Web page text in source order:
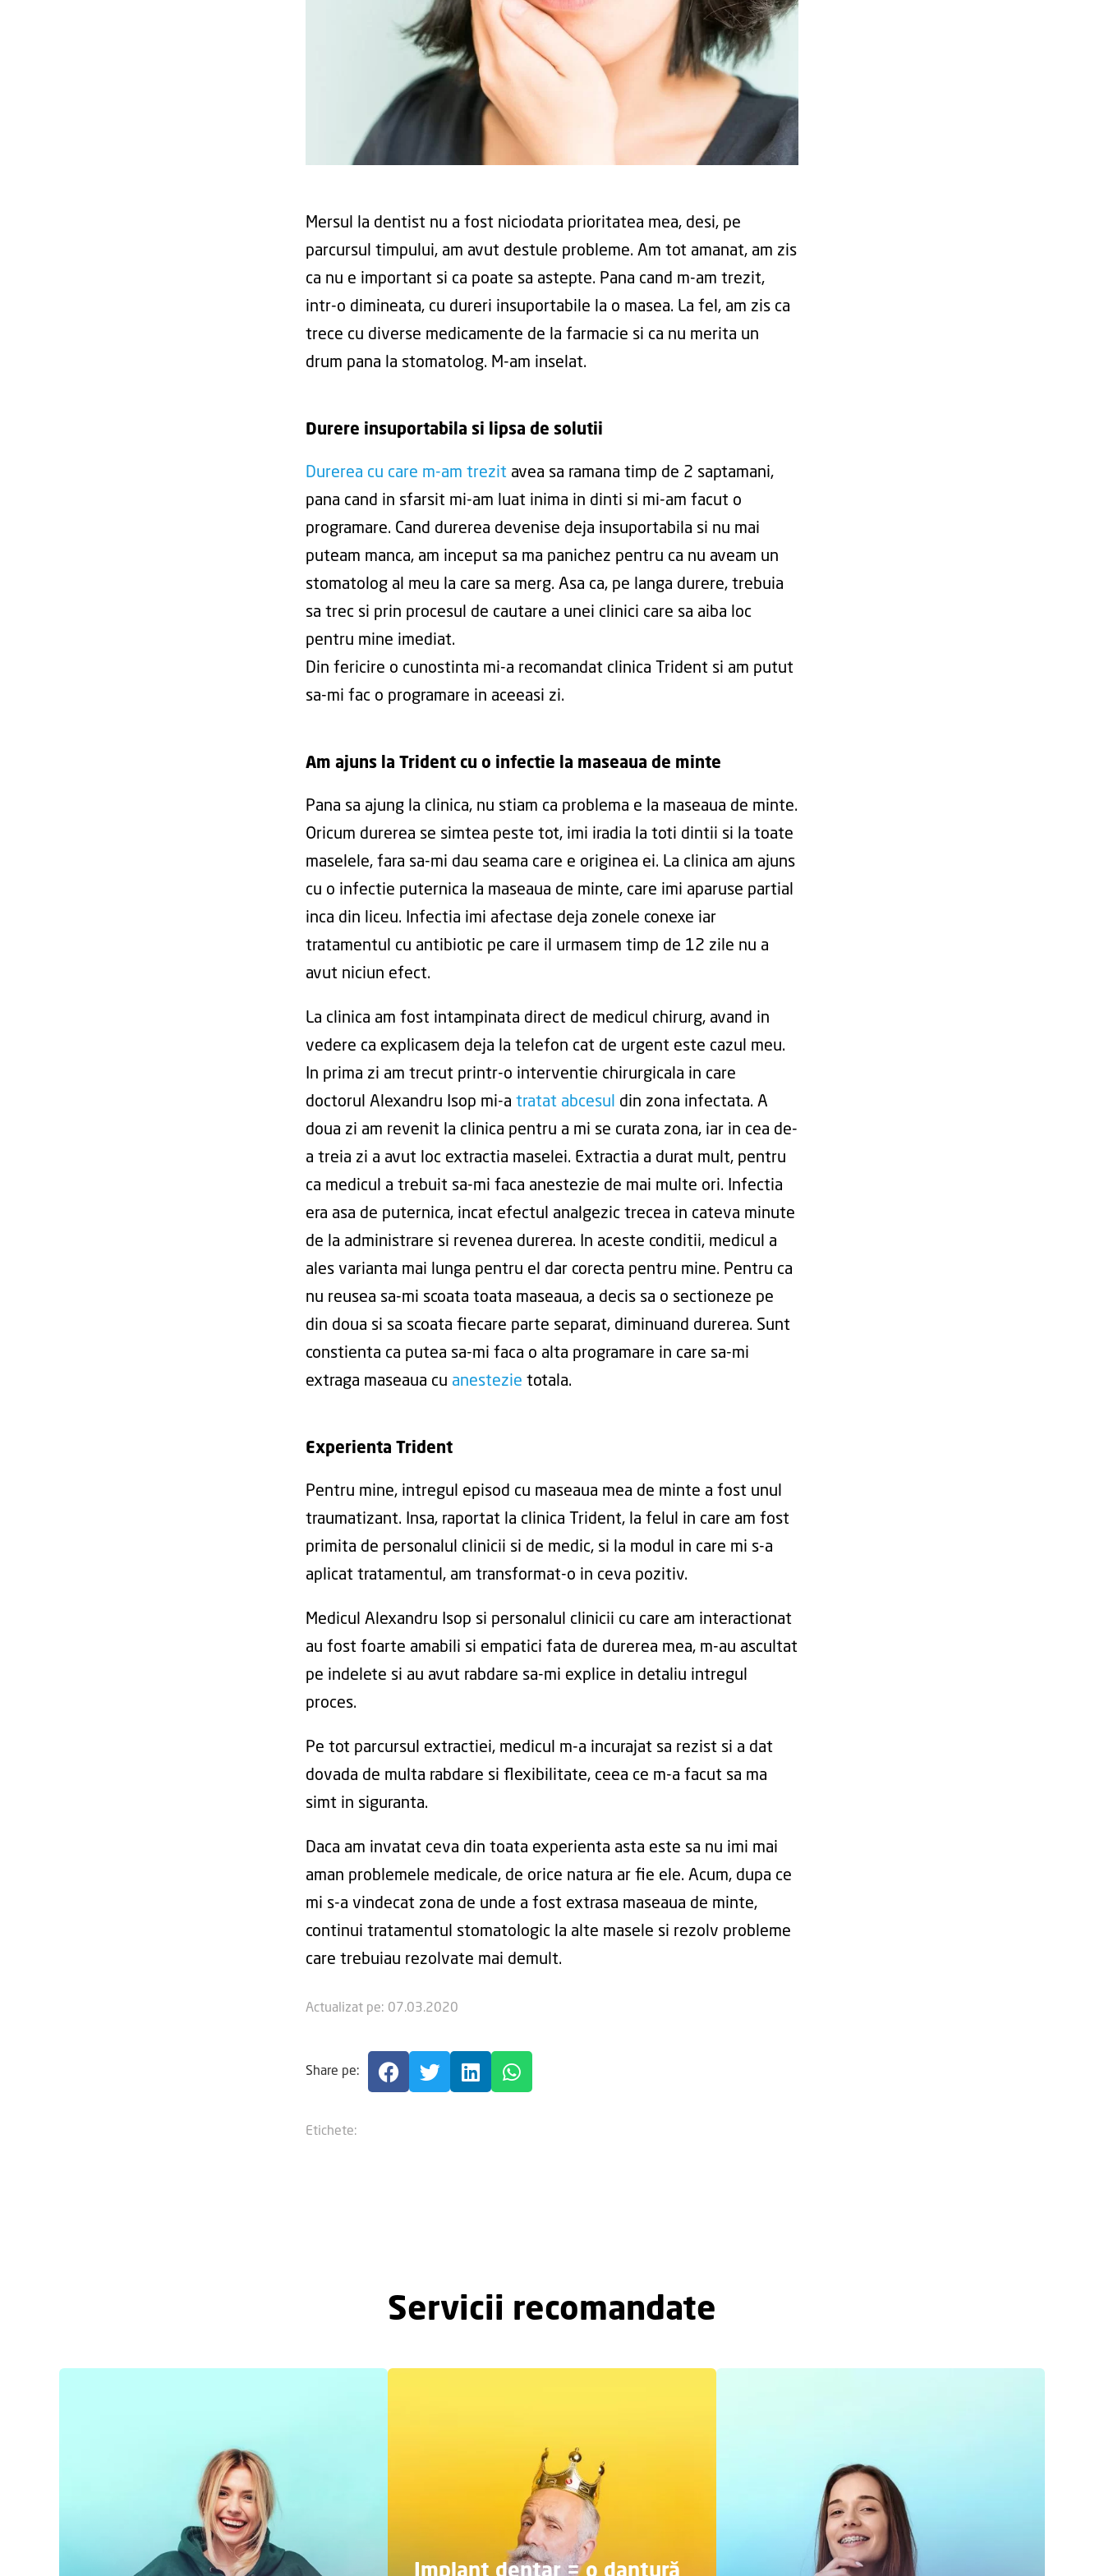
Mersul la dentist nu a fost niciodata prioritatea mea, desi, pe
parcursul timpului, am avut destule probleme. Am tot amanat, am zis
ca nu e important si ca poate sa astepte. Pana cand m-am trezit,
intr-o dimineata, cu dureri insuportabile la o masea. La fel, am zis ca
trece cu diverse medicamente de la farmacie si ca nu merita un
drum pana la stomatolog. M-am inselat.
Durere insuportabila si lipsa de solutii
Durerea cu care m-am trezit avea sa ramana timp de 2 saptamani,
pana cand in sfarsit mi-am luat inima in dinti si mi-am facut o
programare. Cand durerea devenise deja insuportabila si nu mai
puteam manca, am inceput sa ma panichez pentru ca nu aveam un
stomatolog al meu la care sa merg. Asa ca, pe langa durere, trebuia
sa trec si prin procesul de cautare a unei clinici care sa aiba loc
pentru mine imediat.
Din fericire o cunostinta mi-a recomandat clinica Trident si am putut
sa-mi fac o programare in aceeasi zi.
Am ajuns la Trident cu o infectie la maseaua de minte
Pana sa ajung la clinica, nu stiam ca problema e la maseaua de minte.
Oricum durerea se simtea peste tot, imi iradia la toti dintii si la toate
maselele, fara sa-mi dau seama care e originea ei. La clinica am ajuns
cu o infectie puternica la maseaua de minte, care imi aparuse partial
inca din liceu. Infectia imi afectase deja zonele conexe iar
tratamentul cu antibiotic pe care il urmasem timp de 12 zile nu a
avut niciun efect.
La clinica am fost intampinata direct de medicul chirurg, avand in
vedere ca explicasem deja la telefon cat de urgent este cazul meu.
In prima zi am trecut printr-o interventie chirurgicala in care
doctorul Alexandru Isop mi-a tratat abcesul din zona infectata. A
doua zi am revenit la clinica pentru a mi se curata zona, iar in cea de-
a treia zi a avut loc extractia maselei. Extractia a durat mult, pentru
ca medicul a trebuit sa-mi faca anestezie de mai multe ori. Infectia
era asa de puternica, incat efectul analgezic trecea in cateva minute
de la administrare si revenea durerea. In aceste conditii, medicul a
ales varianta mai lunga pentru el dar corecta pentru mine. Pentru ca
nu reusea sa-mi scoata toata maseaua, a decis sa o sectioneze pe
din doua si sa scoata fiecare parte separat, diminuand durerea. Sunt
constienta ca putea sa-mi faca o alta programare in care sa-mi
extraga maseaua cu anestezie totala.
Experienta Trident
Pentru mine, intregul episod cu maseaua mea de minte a fost unul
traumatizant. Insa, raportat la clinica Trident, la felul in care am fost
primita de personalul clinicii si de medic, si la modul in care mi s-a
aplicat tratamentul, am transformat-o in ceva pozitiv.
Medicul Alexandru Isop si personalul clinicii cu care am interactionat
au fost foarte amabili si empatici fata de durerea mea, m-au ascultat
pe indelete si au avut rabdare sa-mi explice in detaliu intregul
proces.
Pe tot parcursul extractiei, medicul m-a incurajat sa rezist si a dat
dovada de multa rabdare si flexibilitate, ceea ce m-a facut sa ma
simt in siguranta.
Daca am invatat ceva din toata experienta asta este sa nu imi mai
aman problemele medicale, de orice natura ar fie ele. Acum, dupa ce
mi s-a vindecat zona de unde a fost extrasa maseaua de minte,
continui tratamentul stomatologic la alte masele si rezolv probleme
care trebuiau rezolvate mai demult.
Actualizat pe: 07.03.2020
Share pe:
Etichete:
Servicii recomandate